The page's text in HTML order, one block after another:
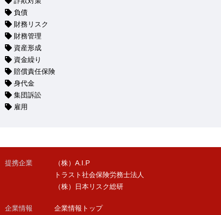
負債
財務リスク
財務管理
資産形成
資金繰り
賠償責任保険
身代金
集団訴訟
雇用
提携企業
（株）A.I.P
トラスト社会保険労務士法人
（株）日本リスク総研
企業情報 企業情報トップ